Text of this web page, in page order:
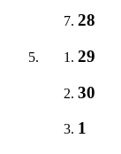
28
29
30
1